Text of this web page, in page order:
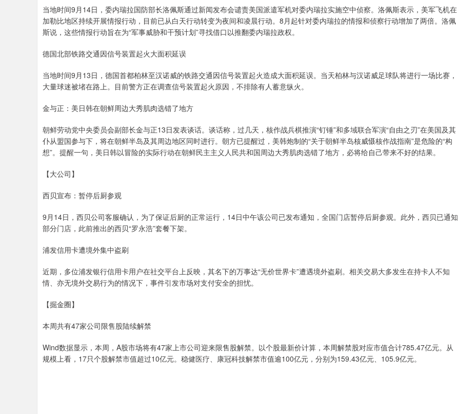
当地时间9月14日，委内瑞拉国防部长洛佩斯通过新闻发布会谴责美国派遣军机对委内瑞拉实施空中侦察。洛佩斯表示，美军飞机在
加勒比地区持续开展情报行动，目前已从白天行动转变为夜间和凌晨行动。8月起针对委内瑞拉的情报和侦察行动增加了两倍。洛佩
斯说，这些情报行动旨在为“军事威胁和干预计划”寻找借口以推翻委内瑞拉政权。
德国北部铁路交通因信号装置起火大面积延误
当地时间9月13日，德国首都柏林至汉诺威的铁路交通因信号装置起火造成大面积延误。当天柏林与汉诺威足球队将进行一场比赛，
大量球迷被堵在路上。目前警方正在调查信号装置起火原因，不排除有人蓄意纵火。
金与正：美日韩在朝鲜周边大秀肌肉选错了地方
朝鲜劳动党中央委员会副部长金与正13日发表谈话。谈话称，过几天，核作战兵棋推演“钉锤”和多域联合军演“自由之刃”在美国及其
仆从盟国参与下，将在朝鲜半岛及其周边地区同时进行。朝方已提醒过，美韩炮制的“关于朝鲜半岛核威慑核作战指南”是危险的“构
想”。提醒一句，美日韩以冒险的实际行动在朝鲜民主主义人民共和国周边大秀肌肉选错了地方，必将给自己带来不好的结果。
【大公司】
西贝宣布：暂停后厨参观
9月14日，西贝公司客服确认，为了保证后厨的正常运行，14日中午该公司已发布通知，全国门店暂停后厨参观。此外，西贝已通知
部分门店，此前推出的西贝“罗永浩”套餐下架。
浦发信用卡遭境外集中盗刷
近期，多位浦发银行信用卡用户在社交平台上反映，其名下的万事达“无价世界卡”遭遇境外盗刷。相关交易大多发生在持卡人不知
情、亦无境外交易行为的情况下，事件引发市场对支付安全的担忧。
【掘金圈】
本周共有47家公司限售股陆续解禁
Wind数据显示，本周，A股市场将有47家上市公司迎来限售股解禁。以个股最新价计算，本周解禁股对应市值合计785.47亿元。从
规模上看，17只个股解禁市值超过10亿元。稳健医疗、康冠科技解禁市值逾100亿元，分别为159.43亿元、105.9亿元。